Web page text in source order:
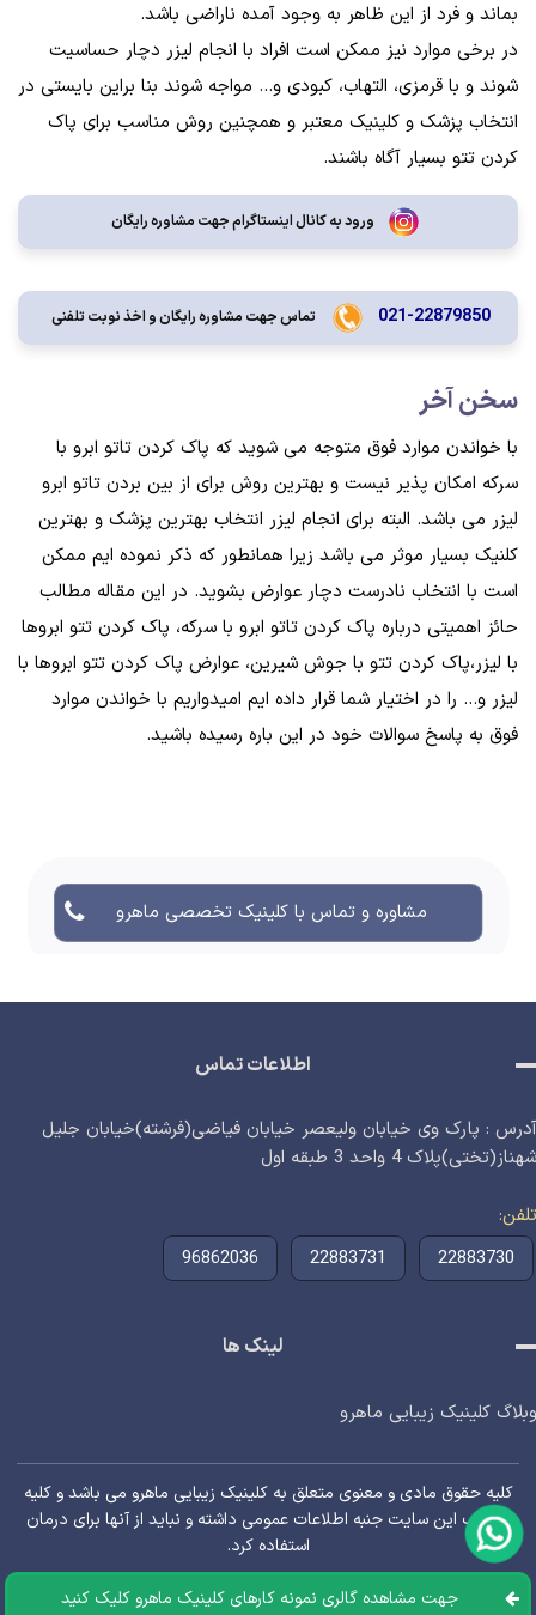
بماند و فرد از این ظاهر به وجود آمده ناراضی باشد.
در برخی موارد نیز ممکن است افراد با انجام لیزر دچار حساسیت
شوند و با قرمزی، التهاب، کبودی و... مواجه شوند بنا براین بایستی در
انتخاب پزشک و کلینیک معتبر و همچنین روش مناسب برای پاک
کردن تتو بسیار آگاه باشند.
ورود به کانال اینستاگرام جهت مشاوره رایگان
021-22879850 تماس جهت مشاوره رايگان و اخذ نوبت تلفنی
سخن آخر
با خواندن موارد فوق متوجه می شوید که پاک کردن تاتو ابرو با
سرکه امکان پذیر نیست و بهترین روش برای از بین بردن تاتو ابرو
لیزر می باشد. البته برای انجام لیزر انتخاب بهترین پزشک و بهترین
کلنیک بسیار موثر می باشد زیرا همانطور که ذکر نموده ایم ممکن
است با انتخاب نادرست دچار عوارض بشوید. در این مقاله مطالب
حائز اهمیتی درباره پاک کردن تاتو ابرو با سرکه، پاک کردن تتو ابروها
با لیزر،پاک کردن تتو با جوش شیرین، عوارض پاک کردن تتو ابروها با
لیزر و... را در اختیار شما قرار داده ایم امیدواریم با خواندن موارد
فوق به پاسخ سوالات خود در این باره رسیده باشید.
مشاوره و تماس با کلینیک تخصصی ماهرو
اطلاعات تماس
آدرس : پارک وی خیابان ولیعصر خیابان فیاضی(فرشته)خیابان جلیل
شهناز(تختی)پلاک 4 واحد 3 طبقه اول
تلفن
22883730
22883731
96862036
لینک ها
وبلاگ کلینیک زیبایی ماهرو
کلیه حقوق مادی و معنوی متعلق به کلینیک زیبایی ماهرو می باشد و کلیه
مطالب این سایت جنبه اطلاعات عمومی داشته و نباید از آنها برای درمان
استفاده کرد.
جهت مشاهده گالری نمونه کارهای کلینیک ماهرو کلیک کنید